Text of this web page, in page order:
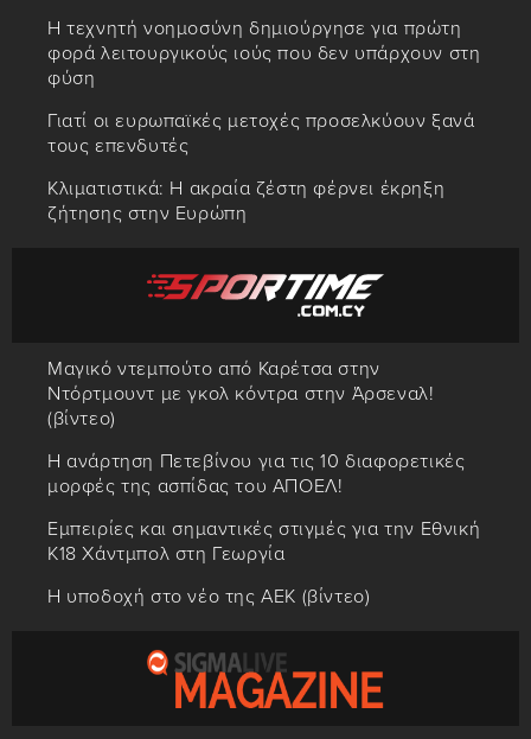
Η τεχνητή νοημοσύνη δημιούργησε για πρώτη
φορά λειτουργικούς ιούς που δεν υπάρχουν στη
φύση
Γιατί οι ευρωπαϊκές μετοχές προσελκύουν ξανά
τους επενδυτές
Κλιματιστικά: Η ακραία ζέστη φέρνει έκρηξη
ζήτησης στην Ευρώπη
Μαγικό ντεμπούτο από Καρέτσα στην
Ντόρτμουντ με γκολ κόντρα στην Άρσεναλ!
(βίντεο)
Η ανάρτηση Πετεβίνου για τις 10 διαφορετικές
μορφές της ασπίδας του ΑΠΟΕΛ!
Εμπειρίες και σημαντικές στιγμές για την Εθνική
Κ18 Χάντμπολ στη Γεωργία
Η υποδοχή στο νέο της ΑΕΚ (βίντεο)